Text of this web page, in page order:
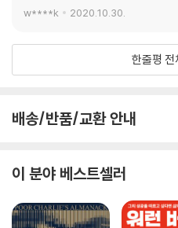
핏 보기엔 앞서 소개한 마음의 의도
이다.
의도된 이완은 창의성을 생산한다.
커스 상태에서와 마찬가지로 자신의
어렵게 느껴지기도 한다. 하지만 마
이 책은 생산성의 위기가 닥친 현실
w****k 2020.10.30.
한줄평 전
배송/반품/교환 안내
이 분야 베스트셀러